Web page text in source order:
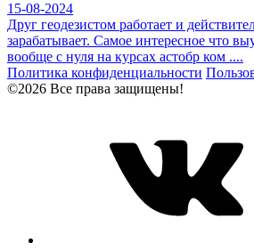
15-08-2024
Друг геодезистом работает и
зарабатывает. Самое интересное что
вообще с нуля на курсах астобр ком ....
Политика конфиденциальности
©2026 Все права защищены!